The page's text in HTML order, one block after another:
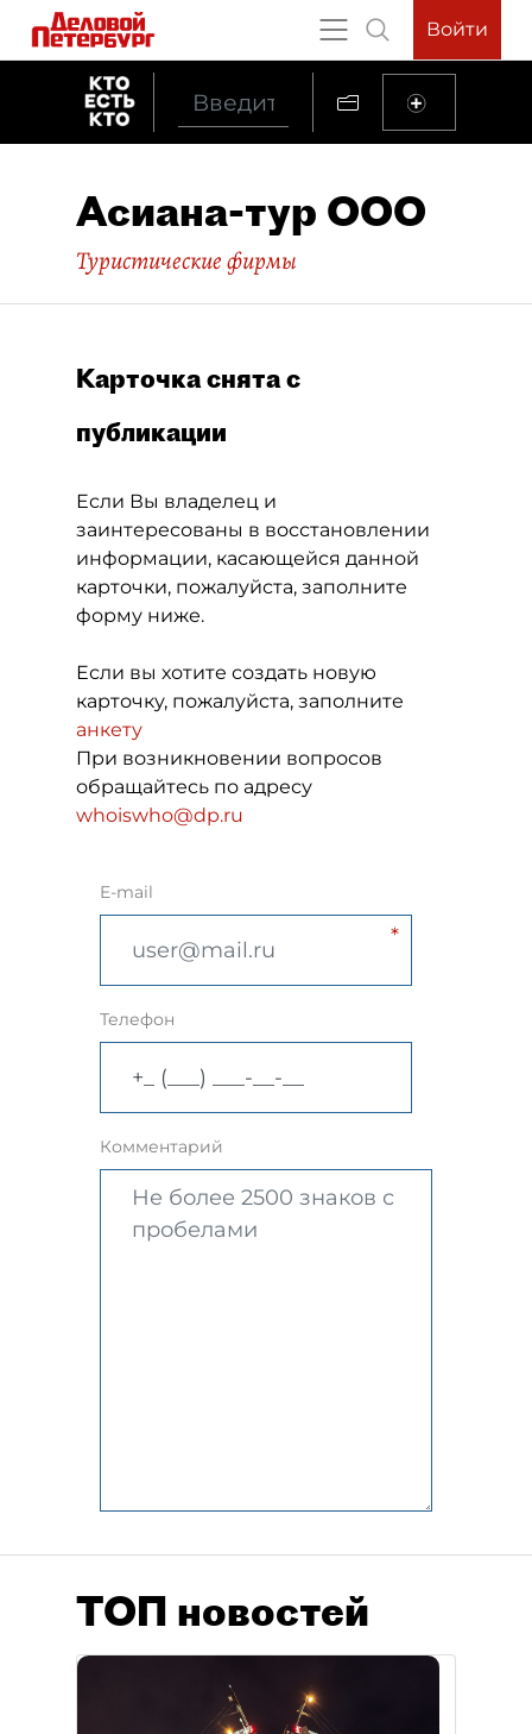
Войти
Асиана-тур ООО
Туристические фирмы
Карточка снята с
публикации
Если Вы владелец и
заинтересованы в восстановлении
информации, касающейся данной
карточки, пожалуйста, заполните
форму ниже.
Если вы хотите создать новую
карточку, пожалуйста, заполните
анкету
При возникновении вопросов
обращайтесь по адресу
whoiswho@dp.ru
E-mail
Телефон
Комментарий
ТОП новостей